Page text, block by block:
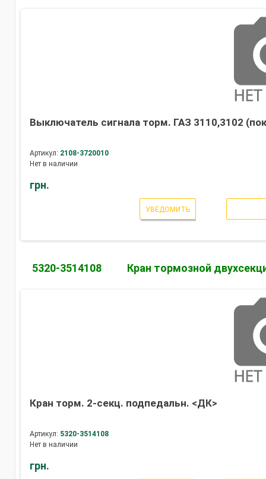
Выключатель сигнала торм. ГАЗ 3110,3102
Артикул: 2108-3720010
Нет в наличии
грн.
УВЕДОМИТЬ
5320-3514108 Кран тормозной
Кран торм. 2-секц. подпедальн. <ДК>
Артикул: 5320-3514108
Нет в наличии
грн.